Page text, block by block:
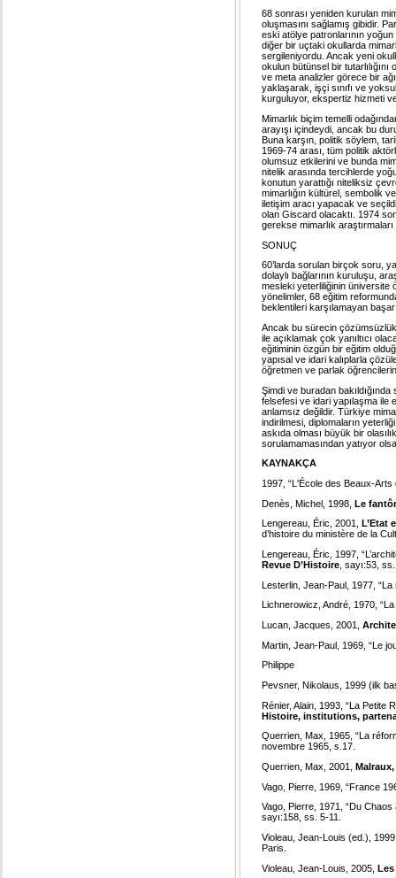
68 sonrası yeniden kurulan
oluşmasını sağlamış gibidir.
eski atölye patronlarının
diğer bir uçtaki okullarda
sergileniyordu. Ancak yeni
okulun bütünsel bir
ve meta analizler görece bir
yaklaşarak, işçi sınıfı ve
kurguluyor, ekspertiz hizmeti
Mimarlık biçim temelli
arayışı içindeydi, ancak bu
Buna karşın, politik söylem,
1969-74 arası, tüm politik
olumsuz etkilerini ve bunda
nitelik arasında tercihlerde
konutun yarattığı niteliksiz
mimarlığın kültürel, sembolik
iletişim aracı yapacak ve
olan Giscard olacaktı. 1974
gerekse mimarlık
SONUÇ
60’larda sorulan birçok soru,
dolaylı bağlarının kuruluşu,
mesleki yeterliliğinin üniversite
yönelimler, 68 eğitim
beklentileri karşılamayan
Ancak bu sürecin
ile açıklamak çok yanıltıcı
eğitiminin özgün bir eğitim
yapısal ve idari kalıplarla
öğretmen ve parlak
Şimdi ve buradan
felsefesi ve idari yapılaşma ile
anlamsız değildir. Türkiye
indirilmesi, diplomaların
askıda olması büyük bir
sorulamamasından yatıyor
KAYNAKÇA
1997, “L'École des Beaux-Arts
Denès, Michel, 1998, Le
Lengereau, Éric, 2001,
L’Etat
d’histoire du ministère de la
Lengereau, Éric, 1997,
Revue D’Histoire , sayı:53,
Lesterlin, Jean-Paul, 1977,
Lichnerowicz, André, 1970,
Lucan, Jacques, 2001,
Martin, Jean-Paul, 1969, “Le
Philippe
Pevsner, Nikolaus, 1999 (ilk
Rénier, Alain, 1993, “La Petite
Histoire, institutions,
Querrien, Max, 1965, “La
novembre 1965, s.17.
Querrien, Max, 2001,
Vago, Pierre, 1969, “France
Vago, Pierre, 1971, “Du
sayı:158, ss. 5-11.
Violeau, Jean-Louis (ed.),
Paris.
Violeau, Jean-Louis, 2005, Les